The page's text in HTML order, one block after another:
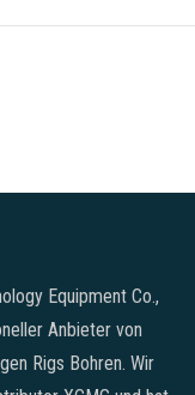
Equipment Co.,
Anbieter von
Rigs Bohren. Wir